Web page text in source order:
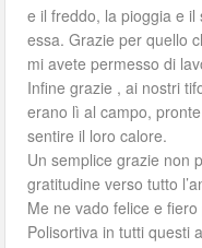
e il freddo, la pioggia e
essa. Grazie per quello
mi avete permesso di
Infine grazie , ai nostri
erano lì al campo,
sentire il loro calore.
Un semplice grazie non
gratitudine verso tutto
Me ne vado felice e
Polisortiva in tutti questi